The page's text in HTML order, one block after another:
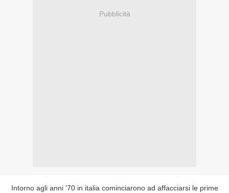
Pubblicità
Intorno agli anni '70 in italia cominciarono ad affacciarsi le prime